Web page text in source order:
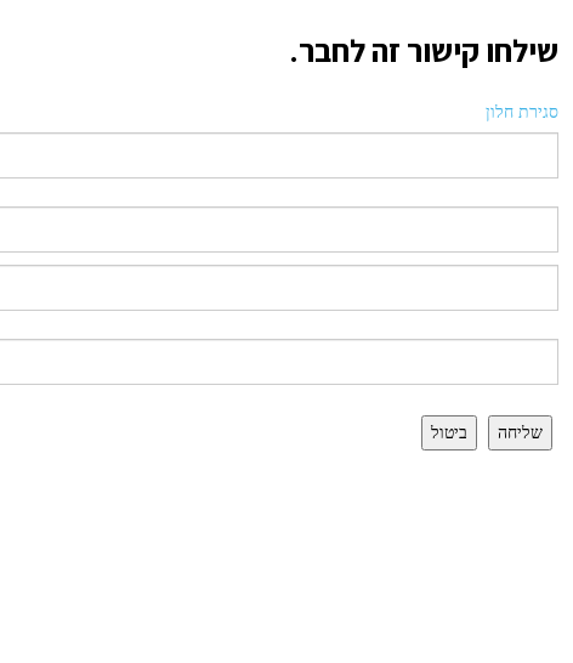
שילחו קישור זה לחבר.
סגירת חלון
שליחה ביטול